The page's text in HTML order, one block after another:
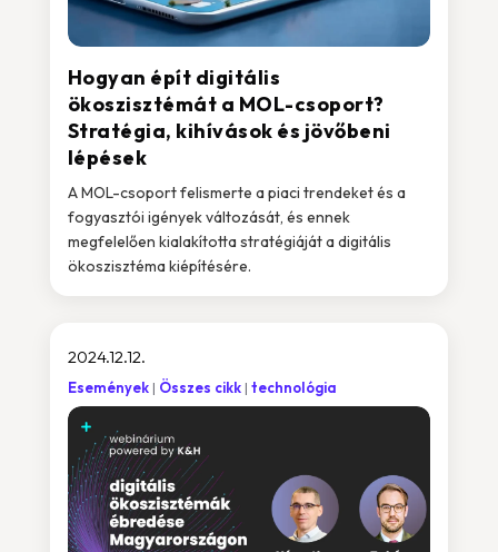
Hogyan épít digitális
ökoszisztémát a MOL-csoport?
Stratégia, kihívások és jövőbeni
lépések
A MOL-csoport felismerte a piaci trendeket és a
fogyasztói igények változását, és ennek
megfelelően kialakította stratégiáját a digitális
ökoszisztéma kiépítésére.
2024.12.12.
Események Összes cikk technológia